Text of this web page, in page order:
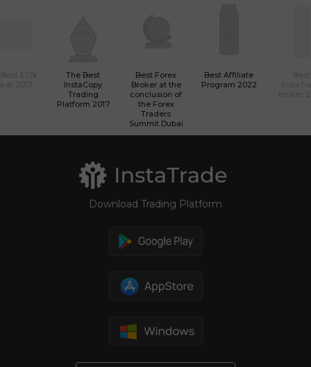
The Best
InstaCopy
Trading
Platform 2017
Best Forex
Broker at the
conclusion of
the Forex
Traders
Summit Dubai
Best Affiliate
Program 2022
Download Trading Platform